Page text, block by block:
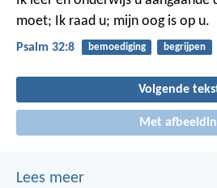
moet; Ik raad u; mijn oog is op u.
Psalm 32:8 bemoediging begrijpen
Volgende
Met
Lees meer